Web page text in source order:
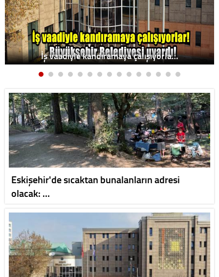
İş vaadiyle kandıramaya çalışıyorla…
Eskişehir'de sıcaktan bunalanların adresi
olacak: …